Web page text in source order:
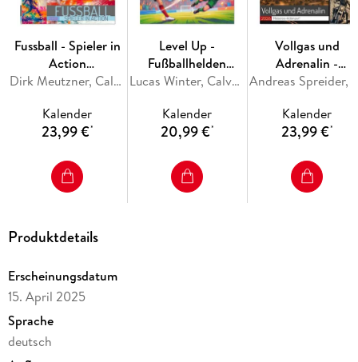
Abbildungen:
Januar: Qualität
Februar: Leichtigkeit
März: Anfang
Mai: Ziel
Juni: Willen
August: Fit sein
September: Leben
Oktober: Möglichkeiten
Dezember: Diziplin
QUALITÄT - Hochwertiger Fotokalender mit 12
wunderschönen Motiven auf lichtbeständigem
Bilderdruckpapier, robuste Spiralbindung.
Fussball - Spieler in
Action
(Wandkalender
CALVENDO
Monatskalender
Dirk Meutzner, Calvendo
Kalender
23,99 €*
Level Up -
Fußballhelden
(Tischkalender 2027
CALVENDO
Monatskalender
Lucas Winter, Calvendo
Kalender
20,99 €*
Vollgas und
Adrenalin -
Motocross-Action
2026 DIN A4
CALVENDO
Kalender
23,99 €*
Produktdetails
Erscheinungsdatum
15. April 2025
Sprache
deutsch